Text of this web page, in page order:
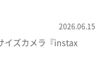
2026.06.15
イズカメラ『instax